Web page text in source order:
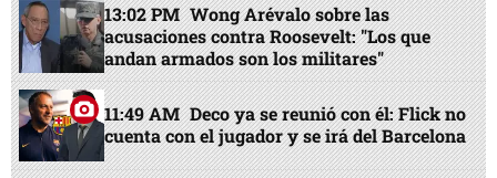
13:02 PM Wong Arévalo sobre las
acusaciones contra Roosevelt: "Los que
andan armados son los militares"
11:49 AM Deco ya se reunió con él: Flick no
cuenta con el jugador y se irá del Barcelona